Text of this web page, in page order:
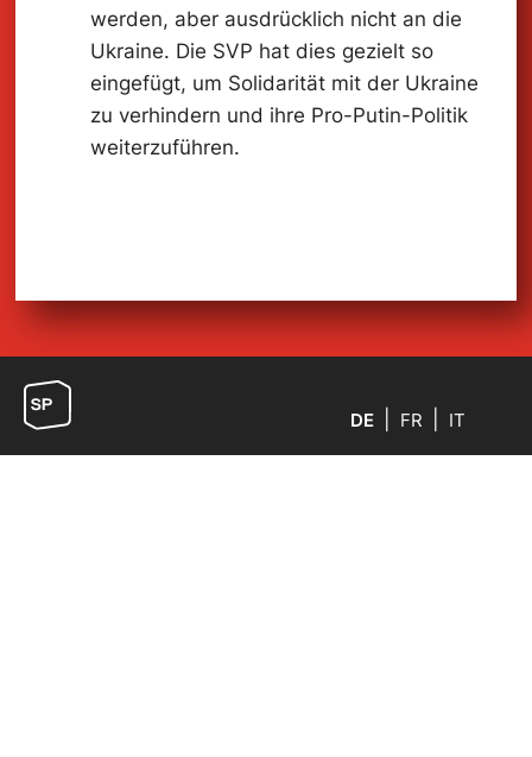
werden, aber ausdrücklich nicht an die
Ukraine. Die SVP hat dies gezielt so
eingefügt, um Solidarität mit der Ukraine
zu verhindern und ihre Pro-Putin-Politik
weiterzuführen.
DE FR IT